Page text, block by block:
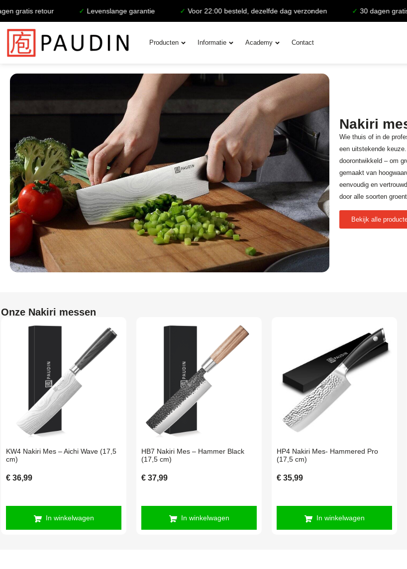
retour Levenslange garantie Voor 22:00 besteld, dezelfde dag verzonden 30 dagen gratis retour
Producten Informatie Academy Contact
Nakiri
Wie thuis of in de
een uitstekende
doorontwikkeld – om
gemaakt van
eenvoudig en
door alle soorten
Bekijk alle
Onze Nakiri messen
KW4 Nakiri Mes – Aichi Wave (17,5
cm)
€ 36,99
In winkelwagen
HB7 Nakiri Mes – Hammer Black
(17,5 cm)
€ 37,99
In winkelwagen
HP4 Nakiri Mes- Hammered Pro
(17,5 cm)
€ 35,99
In winkelwagen